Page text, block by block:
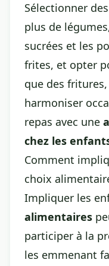
Sélectionner
plus de
sucrées et les
frites, et opter
que des
harmoniser
repas avec une
chez les
Comment
choix
Impliquer les
alimentaires
participer à la
les emmenant